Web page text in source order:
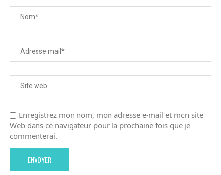
Enregistrez mon nom, mon adresse e-mail et mon site
Web dans ce navigateur pour la prochaine fois que je
commenterai.